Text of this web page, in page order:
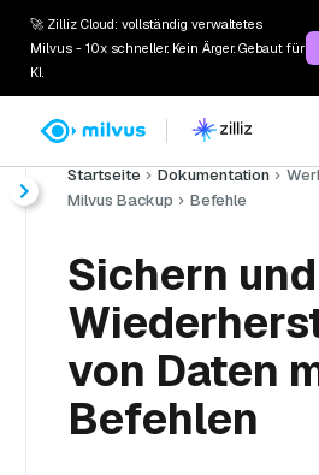
🚀 Zilliz Cloud: vollständig verwaltetes
Milvus - 10x schneller. Kein Ärger. Gebaut für
KI.
Startseite Dokumentation
Milvus Backup
Befehle
Sichern und
von Daten
Befehlen